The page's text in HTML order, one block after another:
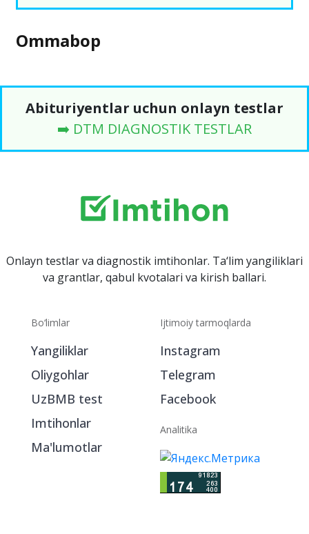
Ommabop
Abituriyentlar uchun onlayn testlar
➡️ DTM DIAGNOSTIK TESTLAR
Onlayn testlar va diagnostik imtihonlar. Ta‘lim yangiliklari
va grantlar, qabul kvotalari va kirish ballari.
Bo‘limlar
Yangiliklar
Oliygohlar
UzBMB test
Imtihonlar
Ma'lumotlar
Ijtimoiy tarmoqlarda
Instagram
Telegram
Facebook
Analitika